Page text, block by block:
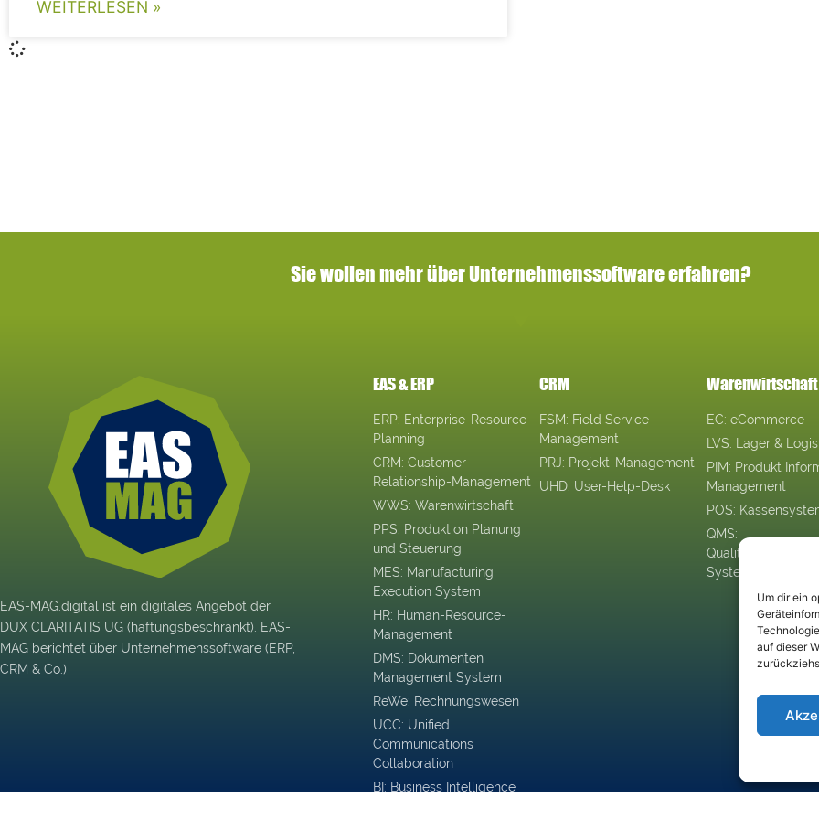
Um dir ein
auf dieser
WEITERLESEN »
Sie wollen mehr über Unternehmenssoftware erfahren?
EAS-MAG.digital ist ein digitales Angebot der
DUX CLARITATIS UG (haftungsbeschränkt). EAS-
MAG berichtet über Unternehmenssoftware (ERP,
CRM & Co.)
EAS & ERP
ERP: Enterprise-Resource-
Planning
CRM: Customer-
Relationship-Management
WWS: Warenwirtschaft
PPS: Produktion Planung
und Steuerung
MES: Manufacturing
Execution System
HR: Human-Resource-
Management
DMS: Dokumenten
Management System
ReWe: Rechnungswesen
UCC: Unified
Communications
Collaboration
BI: Business Intelligence
CRM
FSM: Field Service
Management
PRJ: Projekt-Management
UHD: User-Help-Desk
Warenwirtschaft
EC: eCommerce
LVS: Lager &
PIM: Produkt
Management
POS:
QMS:
System